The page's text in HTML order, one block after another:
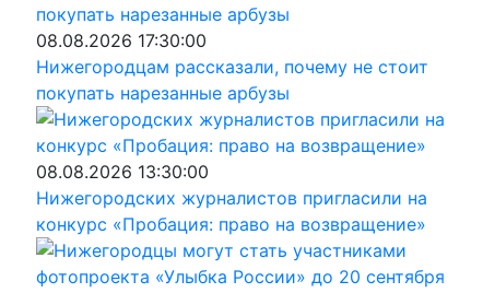
08.08.2026 17:30:00
Нижегородцам рассказали, почему не стоит
покупать нарезанные арбузы
08.08.2026 13:30:00
Нижегородских журналистов пригласили на
конкурс «Пробация: право на возвращение»